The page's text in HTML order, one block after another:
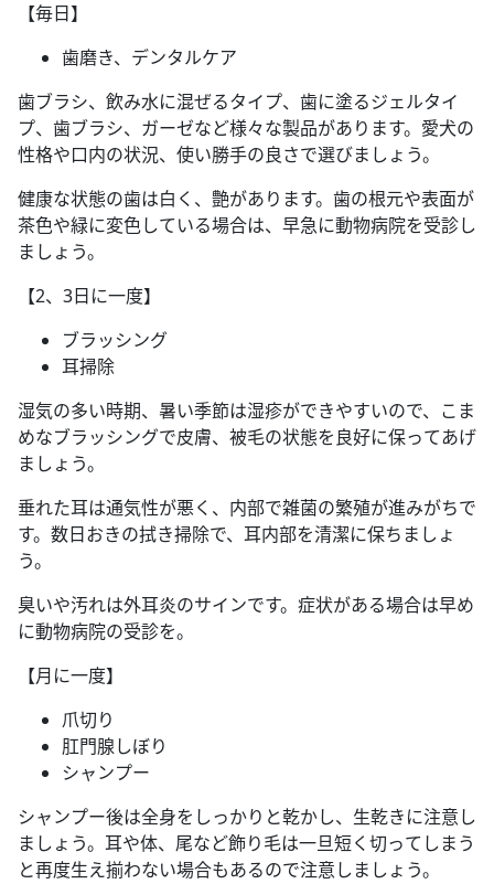
【毎日】
歯磨き、デンタルケア
歯ブラシ、飲み水に混ぜるタイプ、歯に塗るジェルタイ
プ、歯ブラシ、ガーゼなど様々な製品があります。愛犬の
性格や口内の状況、使い勝手の良さで選びましょう。
健康な状態の歯は白く、艶があります。歯の根元や表面が
茶色や緑に変色している場合は、早急に動物病院を受診し
ましょう。
【2、3日に一度】
ブラッシング
耳掃除
湿気の多い時期、暑い季節は湿疹ができやすいので、こま
めなブラッシングで皮膚、被毛の状態を良好に保ってあげ
ましょう。
垂れた耳は通気性が悪く、内部で雑菌の繁殖が進みがちで
す。数日おきの拭き掃除で、耳内部を清潔に保ちましょ
う。
臭いや汚れは外耳炎のサインです。症状がある場合は早め
に動物病院の受診を。
【月に一度】
爪切り
肛門腺しぼり
シャンプー
シャンプー後は全身をしっかりと乾かし、生乾きに注意し
ましょう。耳や体、尾など飾り毛は一旦短く切ってしまう
と再度生え揃わない場合もあるので注意しましょう。